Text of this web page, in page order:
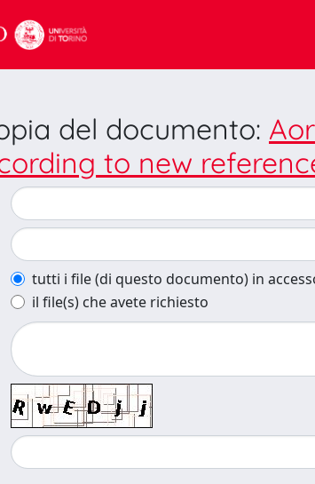
del documento:
to new
tutti i file (di questo documento) in
il file(s) che avete richiesto